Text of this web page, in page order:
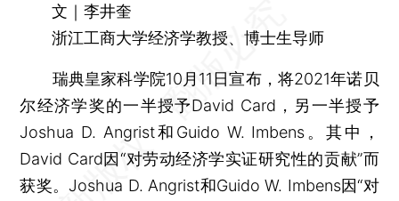
文｜李井奎
浙江工商大学经济学教授、博士生导师
瑞典皇家科学院10月11日宣布，将2021年诺贝
尔经济学奖的一半授予David Card，另一半授予
Joshua D. Angrist和Guido W. Imbens。其中，
David Card因“对劳动经济学实证研究性的贡献”而
获奖。Joshua D. Angrist和Guido W. Imbens因“对